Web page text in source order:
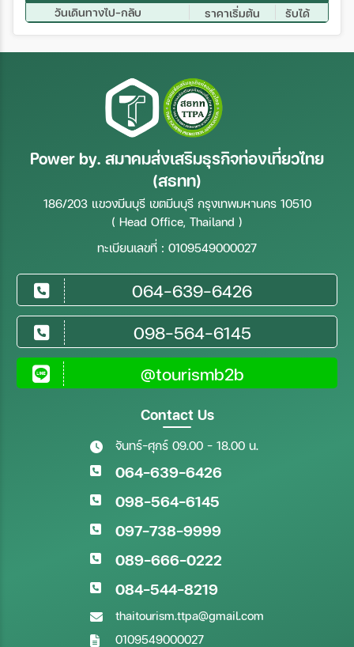
วันเดินทางไป-กลับ
ราคาเริ่มต้น รับได้
Power by. สมาคมส่งเสริมธุรกิจท่องเที่ยวไทย
(สธทท)
186/203 แขวงมีนบุรี เขตมีนบุรี กรุงเทพมหานคร 10510
( Head Office, Thailand )
ทะเบียนเลขที่ : 0109549000027
064-639-6426
098-564-6145
@tourismb2b
Contact Us
จันทร์-ศุกร์ 09.00 - 18.00 น.
064-639-6426
098-564-6145
097-738-9999
089-666-0222
084-544-8219
thaitourism.ttpa@gmail.com
0109549000027